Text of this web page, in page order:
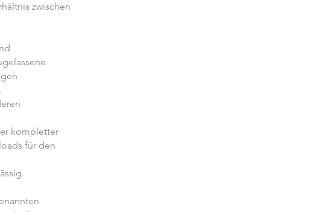
zwischen
kompletter
für den